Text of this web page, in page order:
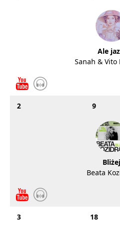
Ale
Sanah & Vito
2 9
Bliżej
Beata
3 18